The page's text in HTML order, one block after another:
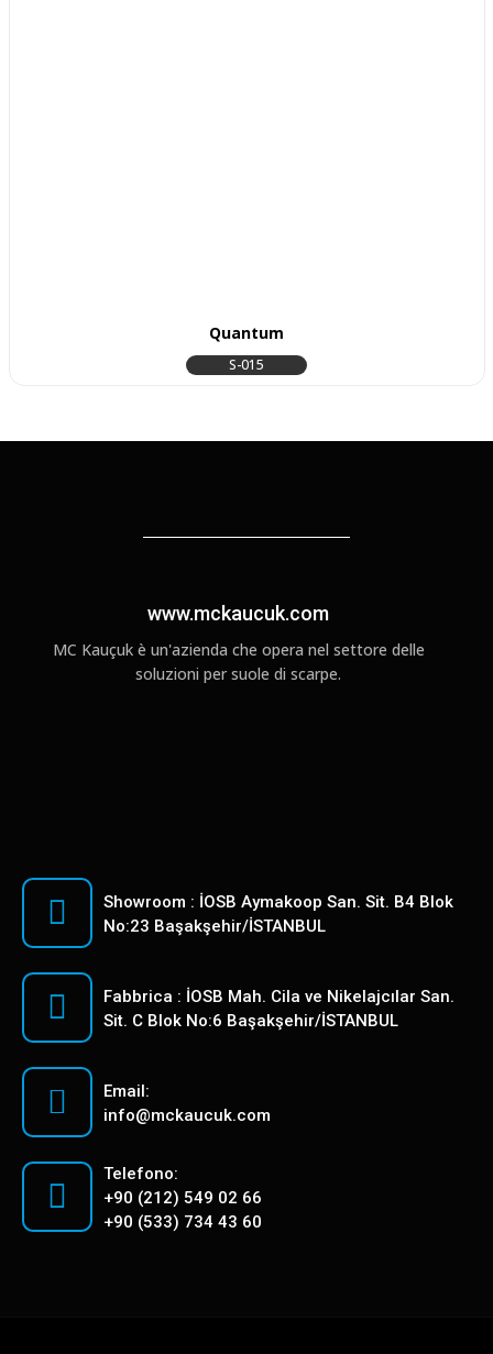
Quantum
S-015
www.mckaucuk.com
MC Kauçuk è un'azienda che opera nel settore delle
soluzioni per suole di scarpe.
Showroom : İOSB Aymakoop San. Sit. B4 Blok
No:23 Başakşehir/İSTANBUL
Fabbrica : İOSB Mah. Cila ve Nikelajcılar San.
Sit. C Blok No:6 Başakşehir/İSTANBUL
Email:
info@mckaucuk.com
Telefono:
+90 (212) 549 02 66
+90 (533) 734 43 60